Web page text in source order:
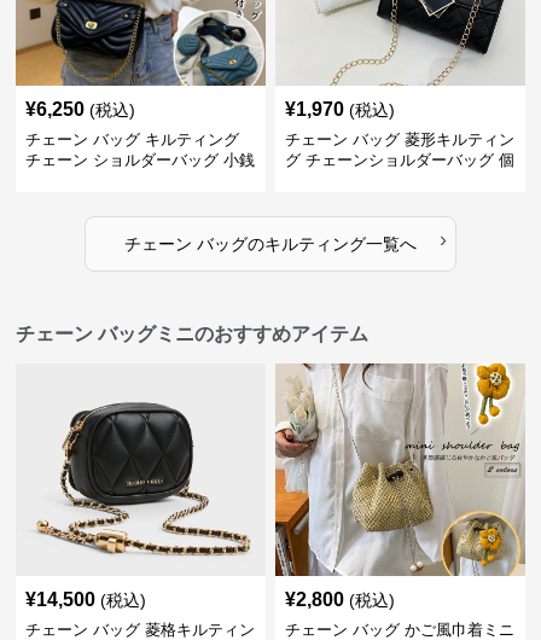
¥6,250 (税込)
チェーン バッグ キルティング
チェーン ショルダーバッグ 小銭
¥1,970 (税込)
チェーン バッグ 菱形キルティン
グ チェーンショルダーバッグ 個
チェーン バッグのキルティング一覧へ ›
チェーン バッグミニのおすすめアイテム
¥14,500 (税込)
チェーン バッグ 菱格キルティン
¥2,800 (税込)
チェーン バッグ かご風巾着ミニ